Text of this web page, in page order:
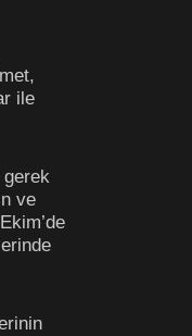
ile
gerek
ve